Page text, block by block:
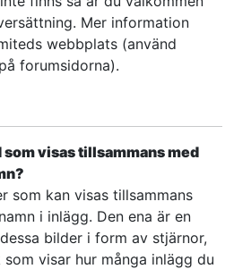
Mer information
webbplats (använd
forumsidorna).
som visas tillsammans med
som kan visas tillsammans
i inlägg. Den ena är en
bilder i form av stjärnor,
visar hur många inlägg du